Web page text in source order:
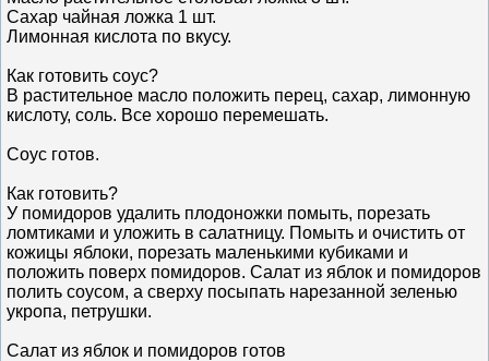
Сахар чайная ложка 1 шт.
Лимонная кислота по вкусу.
Как готовить соус?
В растительное масло положить перец, сахар, лимонную
кислоту, соль. Все хорошо перемешать.
Соус готов.
Как готовить?
У помидоров удалить плодоножки помыть, порезать
ломтиками и уложить в салатницу. Помыть и очистить от
кожицы яблоки, порезать маленькими кубиками и
положить поверх помидоров. Салат из яблок и помидоров
полить соусом, а сверху посыпать нарезанной зеленью
укропа, петрушки.
Салат из яблок и помидоров готов